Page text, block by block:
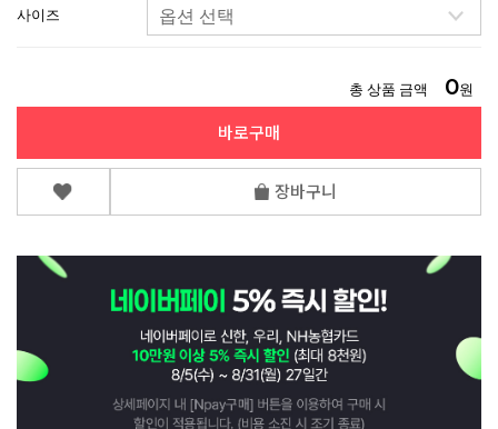
사이즈
총 상품 금액 0원
바로구매
장바구니